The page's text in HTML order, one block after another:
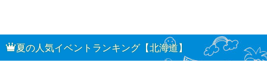
夏の人気イベントランキング【北海道】